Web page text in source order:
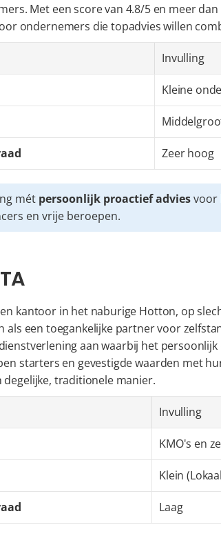
Met een score van 4.8/5 en meer
ondernemers die topadvies willen
Invulling
Kleine
Zeer hoog
mét persoonlijk proactief advies voor
en vrije beroepen.
kantoor in het naburige Hotton, op
een toegankelijke partner voor
aan waarbij het
starters en gevestigde waarden met
traditionele manier.
Invulling
KMO's en
Klein
Laag